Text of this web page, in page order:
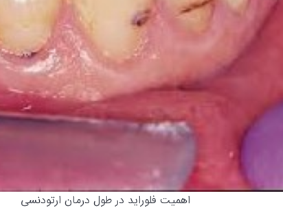
اهمیت فلوراید در طول درمان ارتودنسی